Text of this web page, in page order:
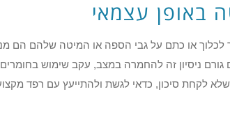
באופן עצמאי
לכלוך או כתם על גבי הספה או המיטה שלהם הם
גורם ניסיון זה להחמרה במצב, עקב שימוש
שלא לקחת סיכון, כדאי לגשת ולהתייעץ עם רפד